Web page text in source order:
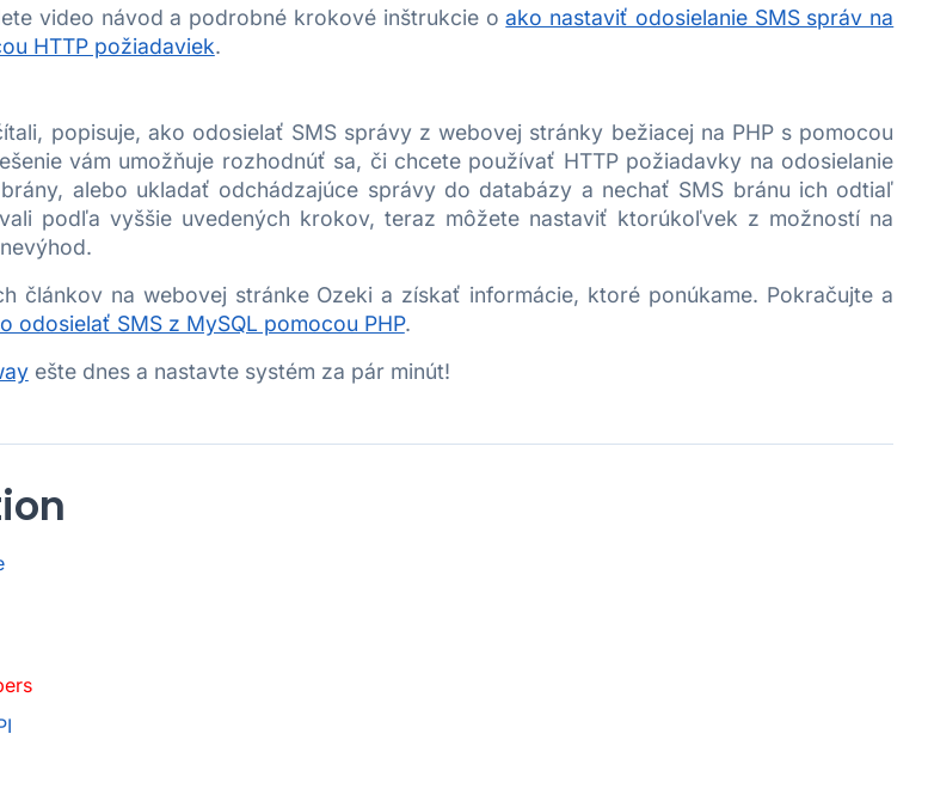
video návod a podrobné krokové inštrukcie oako nastaviť odosielanie SMS správ na
HTTP požiadaviek.
popisuje, ako odosielať SMS správy z webovej stránky bežiacej na PHP s pomocou
vám umožňuje rozhodnúť sa, či chcete používať HTTP požiadavky na odosielanie
alebo ukladať odchádzajúce správy do databázy a nechať SMS bránu ich odtiaľ
podľa vyššie uvedených krokov, teraz môžete nastaviť ktorúkoľvek z možností na
článkov na webovej stránke Ozeki a získať informácie, ktoré ponúkame. Pokračujte a
odosielať SMS z MySQL pomocou PHP.
ešte dnes a nastavte systém za pár minút!